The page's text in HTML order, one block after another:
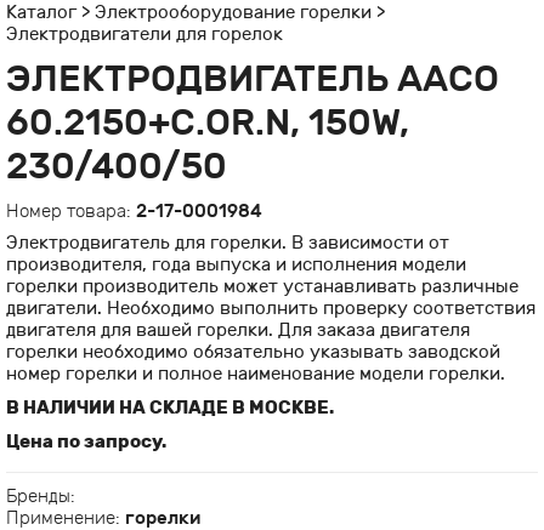
Каталог> Электрооборудование горелки >
Электродвигатели для горелок
ЭЛЕКТРОДВИГАТЕЛЬ АACO
60.2150+С.OR.N, 150W,
230/400/50
Номер товара: 2-17-0001984
Электродвигатель для горелки. В зависимости от
производителя, года выпуска и исполнения модели
горелки производитель может устанавливать различные
двигатели. Необходимо выполнить проверку соответствия
двигателя для вашей горелки. Для заказа двигателя
горелки необходимо обязательно указывать заводской
номер горелки и полное наименование модели горелки.
В НАЛИЧИИ НА СКЛАДЕ В МОСКВЕ.
Цена по запросу.
Бренды:
Применение: горелки